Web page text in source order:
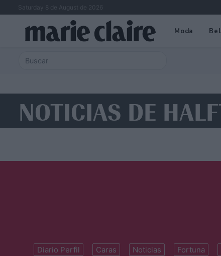
Saturday 8 de August de 2026
Moda
NOTICIAS DE
Diario Perfil Caras Noticias Fortuna